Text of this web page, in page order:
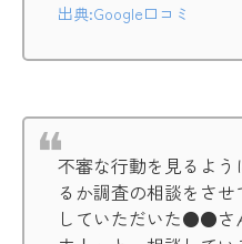
出典:Google口コミ
不審な行動を見るよ
るか調査の相談をさ
していただいた●●